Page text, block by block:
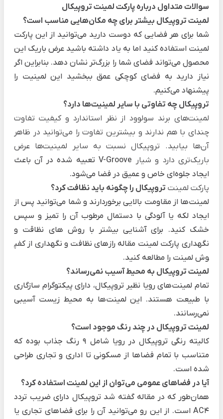
سوالات متداول درباره پارکت لمینت تروپیکال
لمینت تروپیکال بیشتر برای چه مکان‌هایی مناسب است؟
شما برای هر فضایی که دوست دارید می‌توانید از این پارکت
لمینت استفاده کنید اما به یاد داشته باشید عرض باریک این
محصول می‌تواند فضای شما را بزرگ‌تر نشان دهد. بنابراین اگر
نیاز دارید به فضای کوچکی عمق ببخشید این لمینیت را
پیشنهاد می‌کنیم.
تروپیکال چه تفاوتی با سایر لمینیت‌ها دارد؟
لمینت‌های برند سولوود از نظر استاندارد و کیفیت تفاوت
چندای با هم ندارند و بیشترین تفاوت را می‌توانید در ظاهر
آن‌ها بیابید. تروپیکال نسبت به سایر لمینیت‌ها عرض
باریک‌تری دارد و شیار
V-Groove تعبیه شده در آن باعث
ایجاد جلوه‌ای خاص و عمیق در فضا می‌شود.
پارکت لمینت تروپیکال را چگونه باید نظافت کرد؟
لمینت‌ها از مقاومت بالایی برخوردارند و شما می‌توانید پس از
ایجاد لکه یا آلودگی با دستمال مرطوب آن را تمیز و سپس
خشک کنید. برای آشنایی بیشتر با روش های نظاقت و
نگهداری پارکت لمینت مقالهرازهای نظافت و نگهداری از کفپ
وش لمینت را مطالعه کنید.
لمینت تروپیکال به محیط آسیب نمی‌رساند؟
تمام لمینت‌های رویا نظیر تروپیکال، دارای پیکتوگرام سازگاری
با طبیعت هستند. این لمینت‌ها به محیط زیست آسیبی
نمی‌رسانند.
لمینت تروپیکال در چند رنگ موجود است؟
کالیته رنگی تروپیکال در رویا شامل 9 رنگ جذاب بوده که
متناسب با تمام فضاها از مسکونی تا اداری و تجاری طراحی
شده است.
آیا در فضاهای عمومی می‌توان از این لمینت استفاده کرد؟
همان‌طور که در مقاله گفته شد تروپیکال دارای ضریب تردد
AC4 است. از این رو می‌توانید آن را برای فضاهای تجاری یا